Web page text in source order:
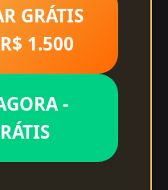
GRÁTIS
1.500
-